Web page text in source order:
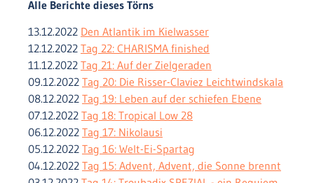
Alle Berichte dieses Törns
13.12.2022 Den Atlantik im Kielwasser
12.12.2022 Tag 22: CHARISMA finished
11.12.2022 Tag 21: Auf der Zielgeraden
09.12.2022 Tag 20: Die Risser-Claviez Leichtwindskala
08.12.2022 Tag 19: Leben auf der schiefen Ebene
07.12.2022 Tag 18: Tropical Low 28
06.12.2022 Tag 17: Nikolausi
05.12.2022 Tag 16: Welt-Ei-Spartag
04.12.2022 Tag 15: Advent, Advent, die Sonne brennt